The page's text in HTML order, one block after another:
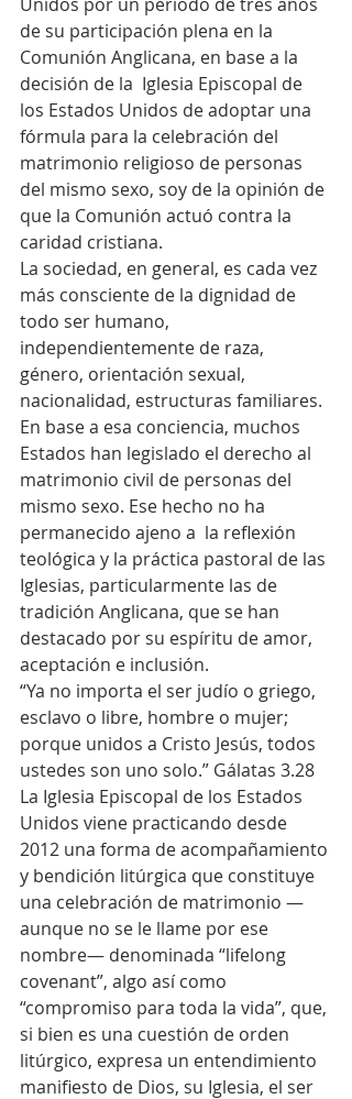
de su participación plena en la
Comunión Anglicana, en base a la
decisión de la  Iglesia Episcopal de
los Estados Unidos de adoptar una
fórmula para la celebración del
matrimonio religioso de personas
del mismo sexo, soy de la opinión de
que la Comunión actuó contra la
caridad cristiana.
La sociedad, en general, es cada vez
más consciente de la dignidad de
todo ser humano,
independientemente de raza,
género, orientación sexual,
nacionalidad, estructuras familiares.
En base a esa conciencia, muchos
Estados han legislado el derecho al
matrimonio civil de personas del
mismo sexo. Ese hecho no ha
permanecido ajeno a  la reflexión
teológica y la práctica pastoral de las
Iglesias, particularmente las de
tradición Anglicana, que se han
destacado por su espíritu de amor,
aceptación e inclusión.
“Ya no importa el ser judío o griego,
esclavo o libre, hombre o mujer;
porque unidos a Cristo Jesús, todos
ustedes son uno solo.” Gálatas 3.28
La Iglesia Episcopal de los Estados
Unidos viene practicando desde
2012 una forma de acompañamiento
y bendición litúrgica que constituye
una celebración de matrimonio —
aunque no se le llame por ese
nombre— denominada “lifelong
covenant”, algo así como
“compromiso para toda la vida”, que,
si bien es una cuestión de orden
litúrgico, expresa un entendimiento
manifiesto de Dios, su Iglesia, el ser